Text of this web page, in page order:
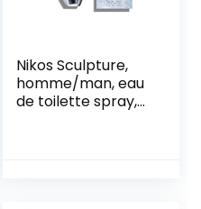
Nikos Sculpture,
homme/man, eau
de toilette spray,